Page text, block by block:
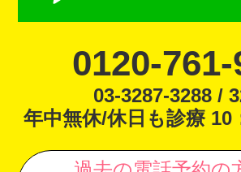
0120-
03-3287-3288 /
年中無休/休日も診療 10